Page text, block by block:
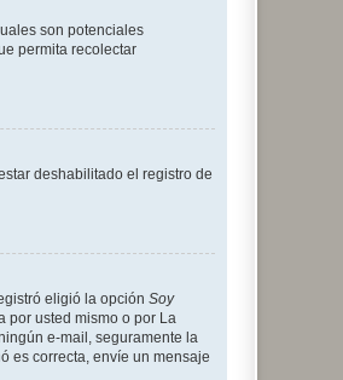
son potenciales
permita recolectar
deshabilitado el registro de
eligió la opción Soy
por usted mismo o por La
e-mail, seguramente la
es correcta, envíe un mensaje